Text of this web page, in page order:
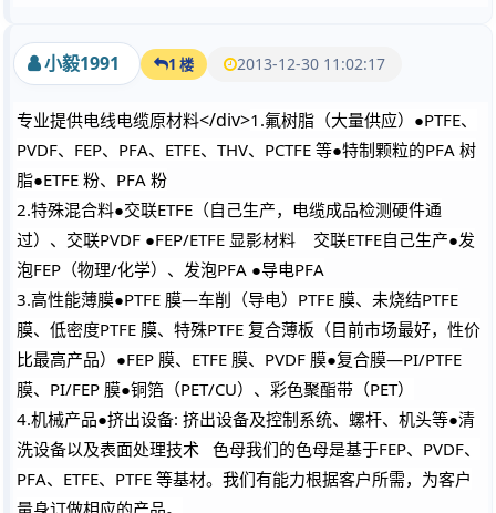
小毅1991 1 楼 2013-12-30 11:02:17
专业提供电线电缆原材料</div>1.氟树脂（大量供应）●PTFE、
PVDF、FEP、PFA、ETFE、THV、PCTFE 等●特制颗粒的PFA 树
脂●ETFE 粉、PFA 粉
2.特殊混合料●交联ETFE（自己生产，电缆成品检测硬件通
过）、交联PVDF ●FEP/ETFE 显影材料 交联ETFE自己生产●发
泡FEP（物理/化学）、发泡PFA ●导电PFA
3.高性能薄膜●PTFE 膜—车削（导电）PTFE 膜、未烧结PTFE
膜、低密度PTFE 膜、特殊PTFE 复合薄板（目前市场最好，性价
比最高产品）●FEP 膜、ETFE 膜、PVDF 膜●复合膜—PI/PTFE
膜、PI/FEP 膜●铜箔（PET/CU）、彩色聚酯带（PET）
4.机械产品●挤出设备: 挤出设备及控制系统、螺杆、机头等●清
洗设备以及表面处理技术 色母我们的色母是基于FEP、PVDF、
PFA、ETFE、PTFE 等基材。我们有能力根据客户所需，为客户
量身订做相应的产品。